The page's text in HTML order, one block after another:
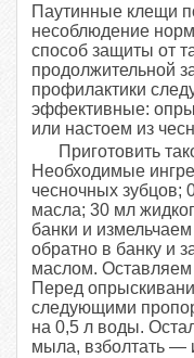
Паутинные клещи
несоблюдение
способ защиты от
продолжительной
профилактики
эффективные:
или настоем из
Приготовить
Необходимые
чесночных зубцов;
масла; 30 мл
банки и
обратно в банку и
маслом. Оставляем
Перед
следующими
на 0,5 л воды.
мыла, взболтать —